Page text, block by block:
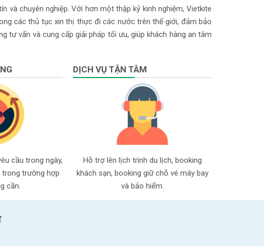
và chuyên nghiệp. Với hơn một thập kỷ kinh nghiệm, Vietkite
các thủ tục xin thị thực đi các nước trên thế giới, đảm bảo
tư vấn và cung cấp giải pháp tối ưu, giúp khách hàng an tâm
cầu trong ngày,
trường hợp
cần.
DỊCH VỤ TẬN TÂM
Hỗ trợ lên lịch trình du lịch, booking
khách sạn, booking giữ chỗ vé máy bay
và bảo hiểm.